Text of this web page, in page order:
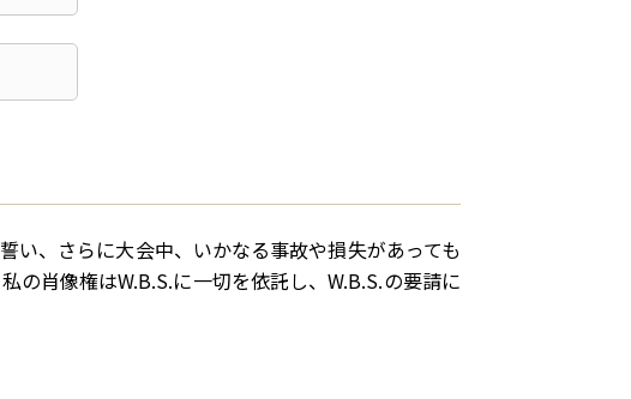
い、さらに大会中、いかなる事故や損失があっても
肖像権はW.B.S.に一切を依託し、W.B.S.の要請に